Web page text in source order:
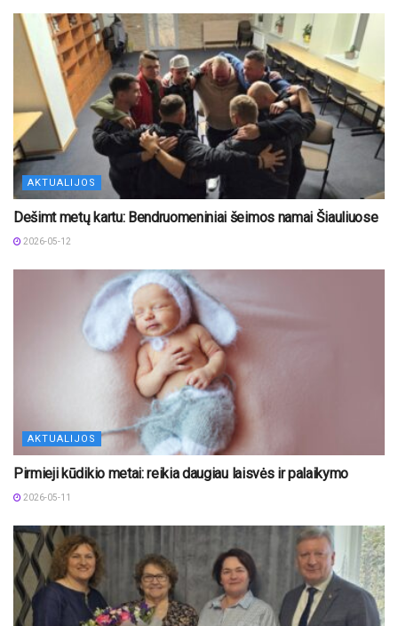
AKTUALIJOS
Dešimt metų kartu: Bendruomeniniai šeimos namai Šiauliuose
2026-05-12
AKTUALIJOS
Pirmieji kūdikio metai: reikia daugiau laisvės ir palaikymo
2026-05-11